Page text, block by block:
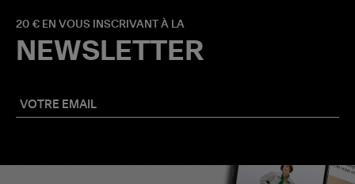
20 € EN VOUS INSCRIVANT À LA
NEWSLETTER